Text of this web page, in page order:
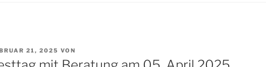
21, 2025 VON